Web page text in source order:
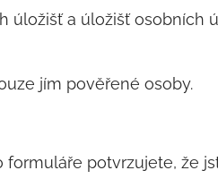
úložišť a úložišť osobních
jím pověřené osoby.
potvrzujete, že